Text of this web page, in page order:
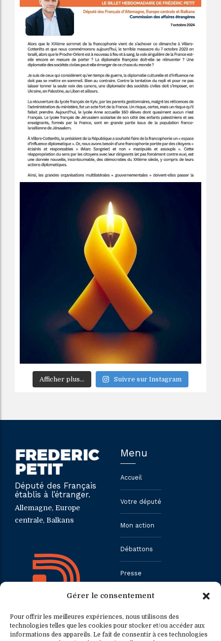
Gérer le consentement
Pour offrir les meilleures expériences, nous utilisons des
technologies telles que les cookies pour stocker et/ou accéder aux
informations des appareils. Le fait de consentir à ces technologies
Afficher plus... Suivre sur Instagram
Député des Français
établis à l’étranger.
Allemagne, Europe
centrale, Balkans
Menu
Accueil
Votre député
Mon action
Débattons
Presse
Contact